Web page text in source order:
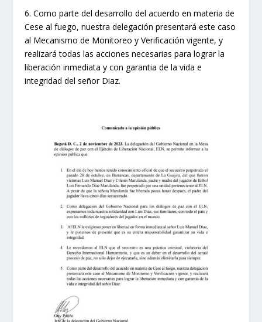
6. Como parte del desarrollo del acuerdo en materia de
Cese al fuego, nuestra delegación presentará este caso
al Mecanismo de Monitoreo y Verificación vigente, y
realizará todas las acciones necesarias para lograr la
liberación inmediata y con garantia de la vida e
integridad del señor Diaz.